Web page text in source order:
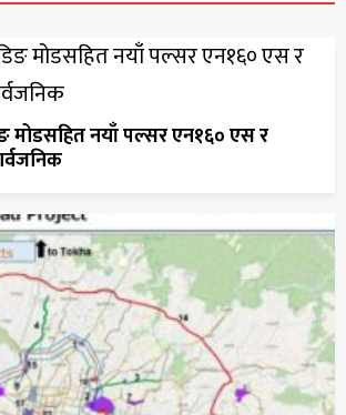
मोडसहित नयाँ पल्सर एन१६० एस र